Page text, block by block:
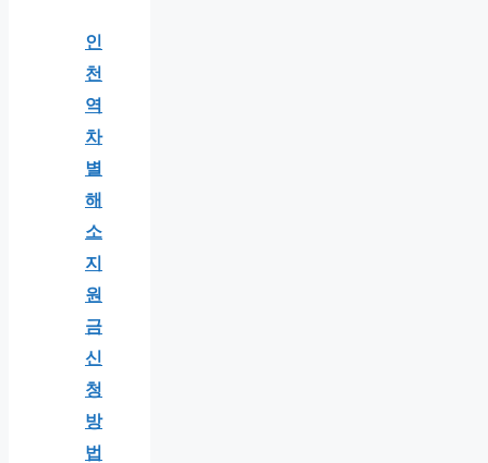
인
천
역
차
별
해
소
지
원
금
신
청
방
법